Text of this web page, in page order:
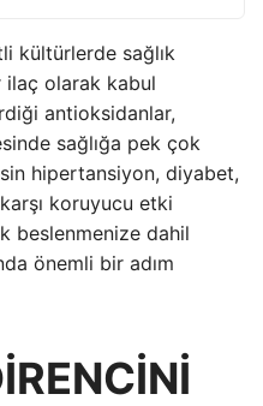
kültürlerde sağlık
ilaç olarak kabul
antioksidanlar,
sağlığa pek çok
hipertansiyon, diyabet,
koruyucu etki
beslenmenize dahil
önemli bir adım